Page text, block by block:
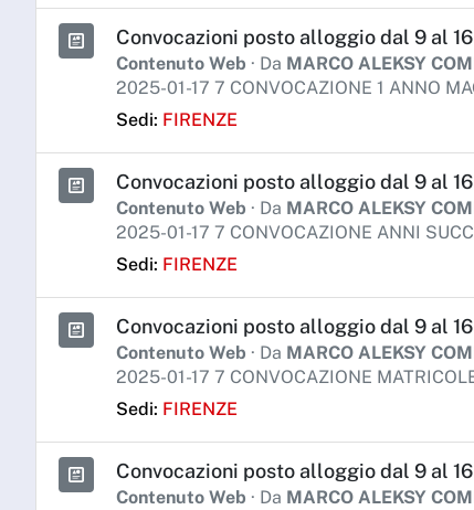
Convocazioni posto alloggio dal 9 al
Contenuto Web · Da MARCO ALEKSY
2025-01-17 7 CONVOCAZIONE 1 ANNO
Sedi: FIRENZE
Convocazioni posto alloggio dal 9 al
Contenuto Web · Da MARCO ALEKSY
2025-01-17 7 CONVOCAZIONE ANNI
Sedi: FIRENZE
Convocazioni posto alloggio dal 9 al
Contenuto Web · Da MARCO ALEKSY
2025-01-17 7 CONVOCAZIONE
Sedi: FIRENZE
Convocazioni posto alloggio dal 9 al
Contenuto Web · Da MARCO ALEKSY